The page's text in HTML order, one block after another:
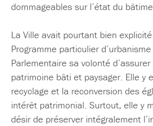
dommageables sur l’état du
La Ville avait pourtant bien
Programme particulier
Parlementaire sa volonté
patrimoine bâti et paysager. Elle y
recyclage et la reconversion des
intérêt patrimonial. Surtout, elle y
désir de préserver intégralement